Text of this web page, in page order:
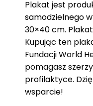
Plakat jest
samodzielnego
30×40 cm.
Kupując ten
Fundacji World
pomagasz
profilaktyce.
wsparcie!